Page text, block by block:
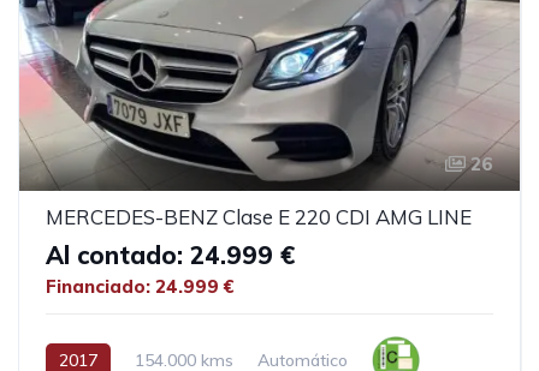
26
MERCEDES-BENZ Clase E 220 CDI AMG LINE
Al contado: 24.999 €
Financiado: 24.999 €
2017 154.000 kms Automático